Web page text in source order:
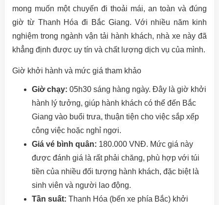
mong muốn một chuyến đi thoải mái, an toàn và đúng
giờ từ Thanh Hóa đi Bắc Giang. Với nhiều năm kinh
nghiệm trong ngành vận tải hành khách, nhà xe này đã
khẳng định được uy tín và chất lượng dịch vụ của mình.
Giờ khởi hành và mức giá tham khảo
Giờ chạy: 05h30 sáng hàng ngày. Đây là giờ khởi
hành lý tưởng, giúp hành khách có thể đến Bắc
Giang vào buổi trưa, thuận tiện cho việc sắp xếp
công việc hoặc nghỉ ngơi.
Giá vé bình quân: 180.000 VNĐ. Mức giá này
được đánh giá là rất phải chăng, phù hợp với túi
tiền của nhiều đối tượng hành khách, đặc biệt là
sinh viên và người lao động.
Tần suất: Thanh Hóa (bến xe phía Bắc) khởi